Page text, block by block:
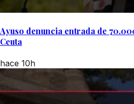
Ayuso denuncia entrada de
Ceuta
hace 10h